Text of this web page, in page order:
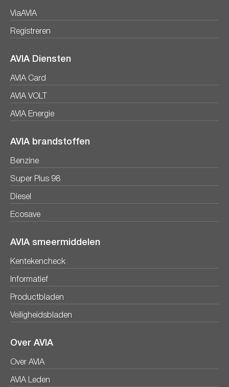
ViaAVIA
Registreren
AVIA Diensten
AVIA Card
AVIA VOLT
AVIA Energie
AVIA brandstoffen
Benzine
Super Plus 98
Diesel
Ecosave
AVIA smeermiddelen
Kentekencheck
Informatief
Productbladen
Veiligheidsbladen
Over AVIA
Over AVIA
AVIA Leden